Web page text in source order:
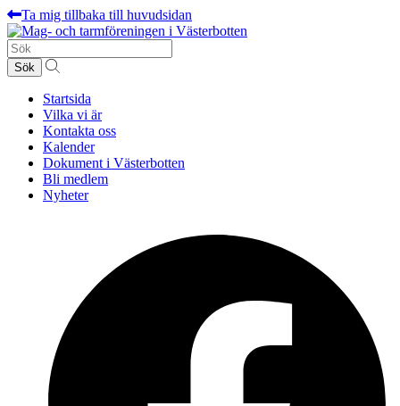
Ta mig tillbaka till huvudsidan
Sök
efter:
Startsida
Vilka vi är
Kontakta oss
Kalender
Dokument i Västerbotten
Bli medlem
Nyheter